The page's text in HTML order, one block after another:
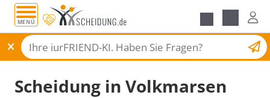
MENÜ
Scheidungsantrag
Scheidung in Volkmarsen